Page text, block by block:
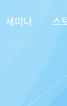
세미나 스